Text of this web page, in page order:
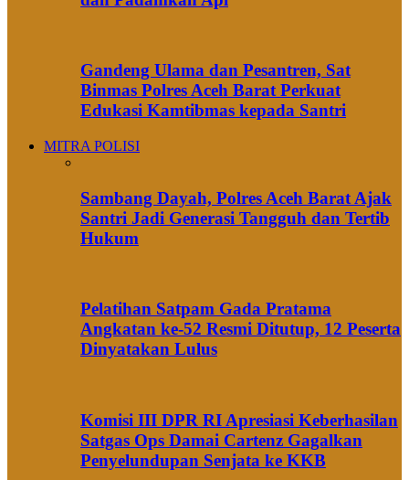
Gandeng Ulama dan Pesantren, Sat
Binmas Polres Aceh Barat Perkuat
Edukasi Kamtibmas kepada Santri
MITRA POLISI
Sambang Dayah, Polres Aceh Barat Ajak
Santri Jadi Generasi Tangguh dan Tertib
Hukum
Pelatihan Satpam Gada Pratama
Angkatan ke-52 Resmi Ditutup, 12 Peserta
Dinyatakan Lulus
Komisi III DPR RI Apresiasi Keberhasilan
Satgas Ops Damai Cartenz Gagalkan
Penyelundupan Senjata ke KKB